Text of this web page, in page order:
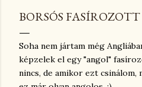
BORSÓS FASÍROZOTT
Soha nem jártam még
képzelek el egy "angol"
nincs, de amikor ezt csinálom,